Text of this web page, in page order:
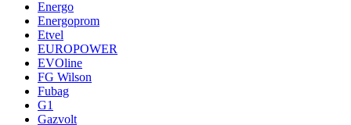
Energo
Energoprom
Etvel
EUROPOWER
EVOline
FG Wilson
Fubag
G1
Gazvolt